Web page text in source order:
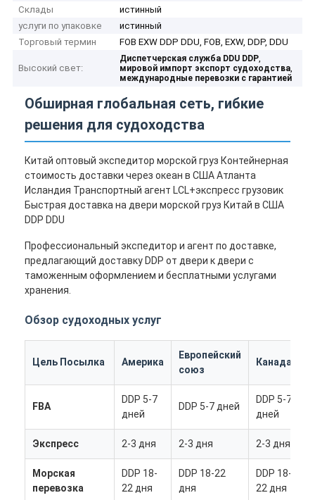
Склады
истинный
услуги по упаковке
истинный
Торговый термин
FOB EXW DDP DDU, FOB, EXW, DDP, DDU
Высокий свет:
Диспетчерская служба DDU DDP,
мировой импорт экспорт судоходства,
международные перевозки с гарантией
Обширная глобальная сеть, гибкие
решения для судоходства
Китай оптовый экспедитор морской груз Контейнерная
стоимость доставки через океан в США Атланта
Исландия Транспортный агент LCL+экспресс грузовик
Быстрая доставка на двери морской груз Китай в США
DDP DDU
Профессиональный экспедитор и агент по доставке,
предлагающий доставку DDP от двери к двери с
таможенным оформлением и бесплатными услугами
хранения.
Обзор судоходных услуг
Цель Посылка Америка
Европейский
союз
Канада
FBA
DDP 5-7
дней
DDP 5-7 дней
DDP 5-7
дней
Экспресс 2-3 дня 2-3 дня 2-3 дня
Морская
перевозка
DDP 18-
22 дня
DDP 18-22
дня
DDP 18-
22 дня